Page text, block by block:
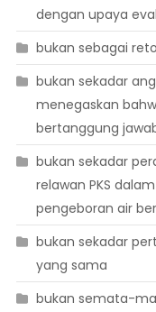
dengan upaya
bukan sebagai
bukan sekadar
menegaskan
bertanggung
bukan sekadar
relawan PKS
pengeboran air
bukan sekadar
yang sama
bukan semata-